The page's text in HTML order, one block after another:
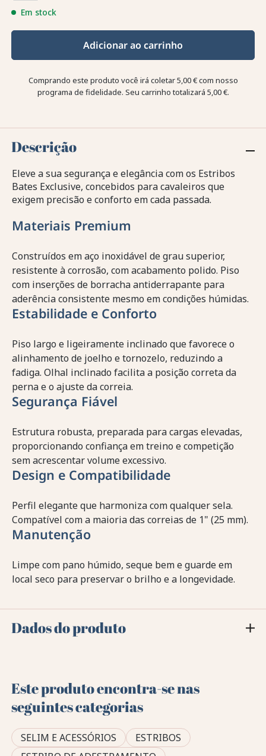
Em stock
Adicionar ao carrinho
Comprando este produto você irá coletar5,00 €com nosso
programa de fidelidade. Seu carrinho totalizará 5,00 €.
Descrição
Eleve a sua segurança e elegância com os Estribos
Bates Exclusive, concebidos para cavaleiros que
exigem precisão e conforto em cada passada.
Materiais Premium
Construídos em aço inoxidável de grau superior,
resistente à corrosão, com acabamento polido. Piso
com inserções de borracha antiderrapante para
aderência consistente mesmo em condições húmidas.
Estabilidade e Conforto
Piso largo e ligeiramente inclinado que favorece o
alinhamento de joelho e tornozelo, reduzindo a
fadiga. Olhal inclinado facilita a posição correta da
perna e o ajuste da correia.
Segurança Fiável
Estrutura robusta, preparada para cargas elevadas,
proporcionando confiança em treino e competição
sem acrescentar volume excessivo.
Design e Compatibilidade
Perfil elegante que harmoniza com qualquer sela.
Compatível com a maioria das correias de 1" (25 mm).
Manutenção
Limpe com pano húmido, seque bem e guarde em
local seco para preservar o brilho e a longevidade.
Dados do produto
Este produto encontra-se nas
seguintes categorias
SELIM E ACESSÓRIOS
ESTRIBOS